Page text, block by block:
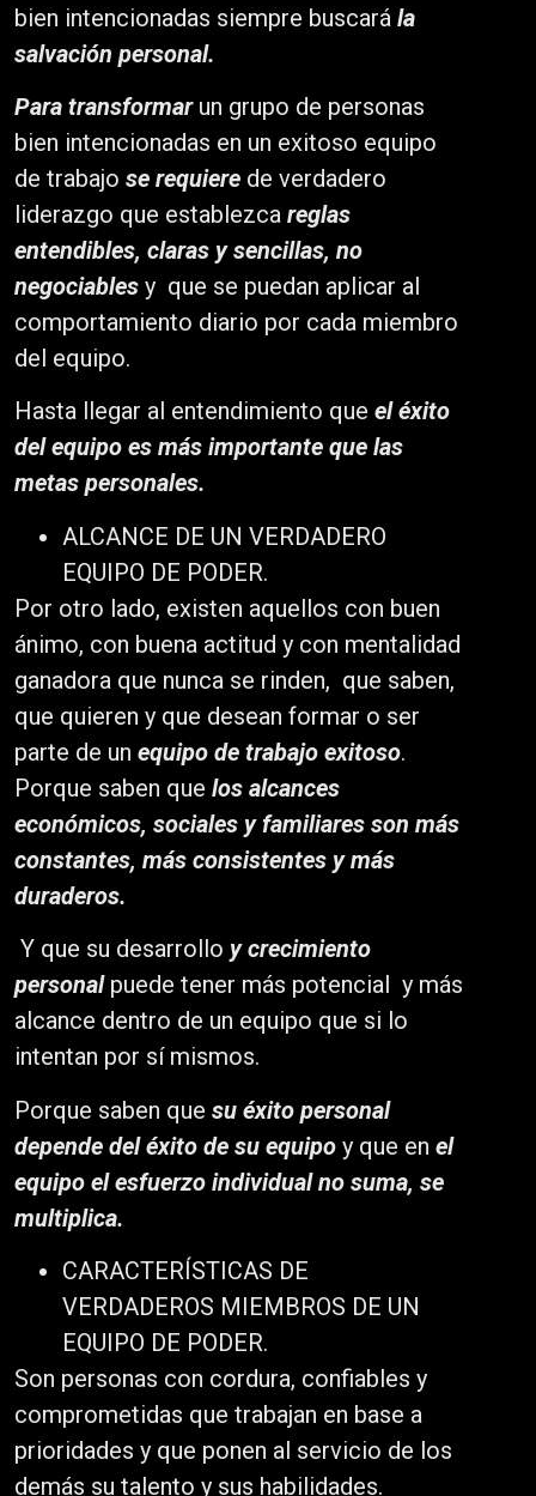
bien intencionadas siempre buscará la
salvación personal.
Para transformarun grupo de personas
bien intencionadas en un exitoso equipo
de trabajo se requiere de verdadero
liderazgo que establezca reglas
entendibles, claras y sencillas, no
negociables y que se puedan aplicar al
comportamiento diario por cada miembro
del equipo.
Hasta llegar al entendimiento que el éxito
del equipo es más importante que las
metas personales.
ALCANCE DE UN VERDADERO
EQUIPO DE PODER.
Por otro lado, existen aquellos con buen
ánimo, con buena actitud y con mentalidad
ganadora que nunca se rinden, que saben,
que quieren y que desean formar o ser
parte de un equipo de trabajo exitoso.
Porque saben que los alcances
económicos, sociales y familiares son más
constantes, más consistentes y más
duraderos.
Y que su desarrollo y crecimiento
personal puede tener más potencial y más
alcance dentro de un equipo que si lo
intentan por sí mismos.
Porque saben que su éxito personal
depende del éxito de su equipo y que en el
equipo el esfuerzo individual no suma, se
multiplica.
CARACTERÍSTICAS DE
VERDADEROS MIEMBROS DE UN
EQUIPO DE PODER.
Son personas con cordura, confiables y
comprometidas que trabajan en base a
prioridades y que ponen al servicio de los
demás su talento y sus habilidades.